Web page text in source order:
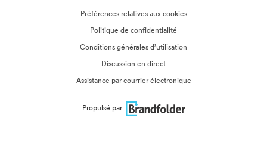
Préférences relatives aux cookies
Politique de confidentialité
Conditions générales d’utilisation
Discussion en direct
Assistance par courrier électronique
Propulsé par